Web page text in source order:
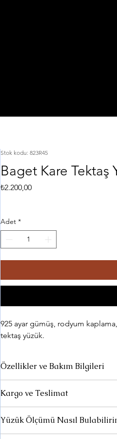
Stok kodu: 823R45
Baget Kare Tektaş
₺2.200,00Fiyat
Adet *
925 ayar gümüş, rodyum
tektaş yüzük.
Özellikler ve Bakım Bilgileri
Parfüm ve deterjan gibi
Uzun süre kullanılmadığında özel
Kargo ve Teslimat
siparişlerinizin yola çıktığına dair
Et" linki ile kargonuzun hangi
Yüzük Ölçümü Nasıl